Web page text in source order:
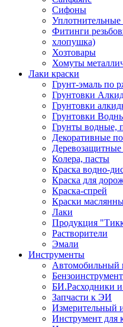
Сифоны
Уплотнительные
Фитинги
хлопушка)
Хозтовары
Хомуты
Лаки краски
Грунт-эмаль по
Грунтовки
Грунтовки
Грунтовки
Грунты водные,
Декоративные
Колера, пасты
Краска водно-
Краска для
Краска-спрей
Краски
Лаки
Продукция
Растворители
Эмали
Инструменты
Автомобильный
Бензоинструмент
БИ.Расходники
Запчасти к ЭИ
Измерительный
Инструмент для